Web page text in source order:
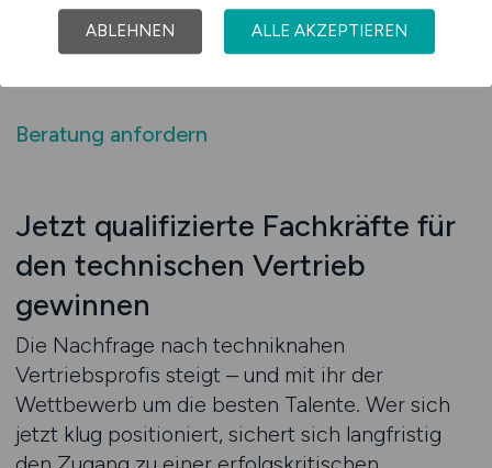
Fachkräften, die für Ihr Unternehmen einen
Unterschied machen. So machen Sie aus Ihrer
Beratung anfordern
Jetzt qualifizierte Fachkräfte für
den technischen Vertrieb
gewinnen
Die Nachfrage nach techniknahen
Vertriebsprofis steigt – und mit ihr der
Wettbewerb um die besten Talente. Wer sich
jetzt klug positioniert, sichert sich langfristig
ABLEHNEN ALLE AKZEPTIEREN